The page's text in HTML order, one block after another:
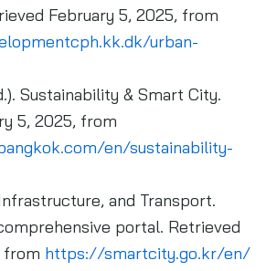
February 5, 2025, from
urban-
Sustainability & Smart City.
5, 2025, from
en/sustainability-
and Transport.
portal. Retrieved
from https://smartcity.go.kr/en/